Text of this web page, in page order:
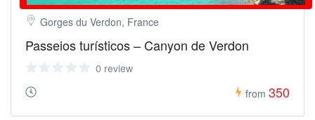
Gorges du Verdon, France
Passeios turísticos – Canyon de Verdon
0 review
from 350